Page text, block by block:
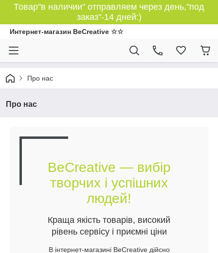
Товар"в наличии" отправляем через день,"под
заказ"-14 дней:)
Интернет-магазин BeCreative ☆☆
Про нас
Про нас
BeCreative — вибір
творчих і успішних
людей!
Краща якість товарів, високий
рівень сервісу і приємні ціни
В інтернет-магазині BeCreative дійсно